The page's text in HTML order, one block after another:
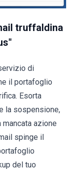
truffaldina
di
il portafoglio
Esorta
la sospensione,
azione
spinge il
del tuo